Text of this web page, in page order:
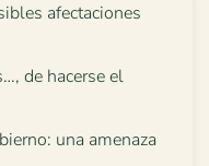
afectaciones
de hacerse el
una amenaza